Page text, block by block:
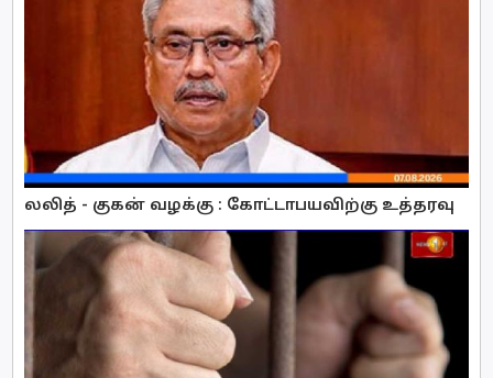
லலித் - குகன் வழக்கு : கோட்டாபயவிற்கு உத்தரவு